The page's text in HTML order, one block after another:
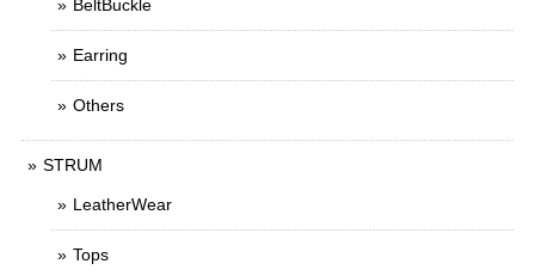
BeltBuckle
Earring
Others
STRUM
LeatherWear
Tops